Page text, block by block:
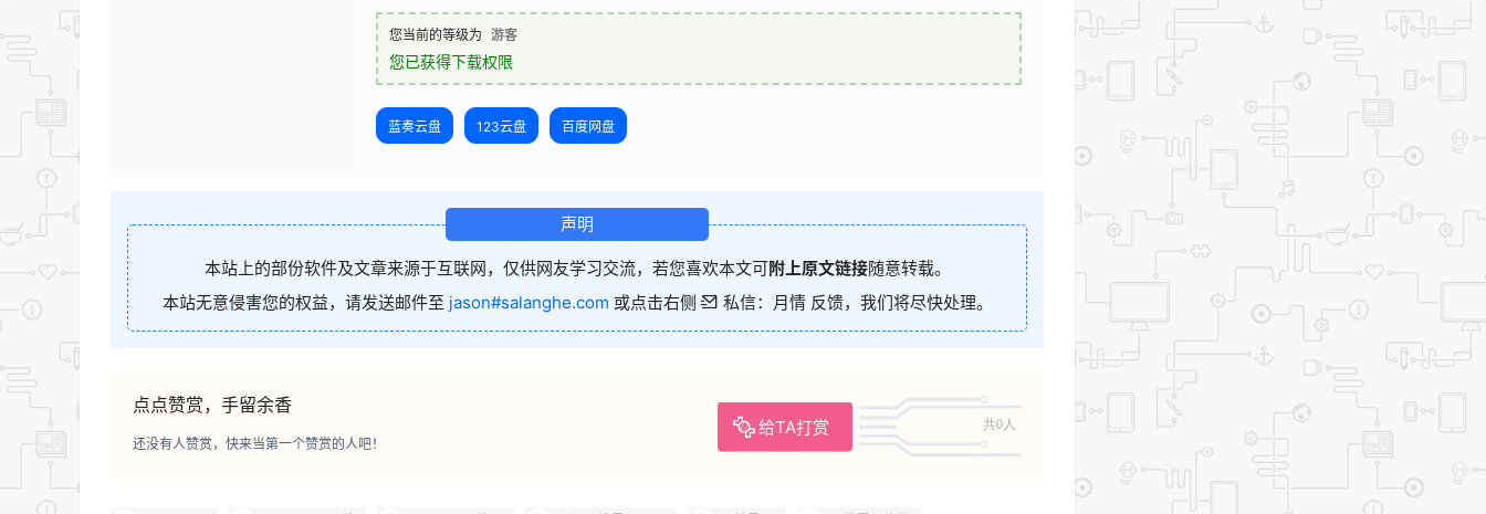
您当前的等级为 游客
您已获得下载权限
蓝奏云盘 123云盘 百度网盘
声明
本站上的部份软件及文章来源于互联网，仅供网友学习交流，若您喜欢本文可附上原文链接随意转载。
本站无意侵害您的权益，请发送邮件至 jason#salanghe.com 或点击右侧 私信：月情 反馈，我们将尽快处理。
点点赞赏，手留余香
给TA打赏 共0人
还没有人赞赏，快来当第一个赞赏的人吧！